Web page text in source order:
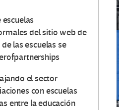
del sitio web de
las escuelas se
el sector
con escuelas
entre la educación